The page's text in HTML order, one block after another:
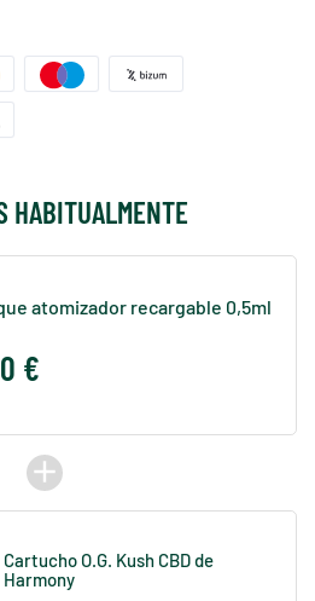
HABITUALMENTE
atomizador recargable 0,5ml
€
add
Cartucho O.G. Kush CBD de
Harmony